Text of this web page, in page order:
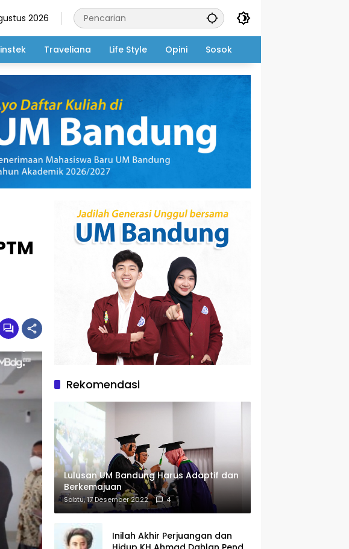
2026
Traveliana Life Style Opini Sosok
Rekomendasi
Lulusan UM Bandung Harus Adaptif dan
Berkemajuan
Sabtu, 17 Desember 2022 4
Inilah Akhir Perjuangan dan